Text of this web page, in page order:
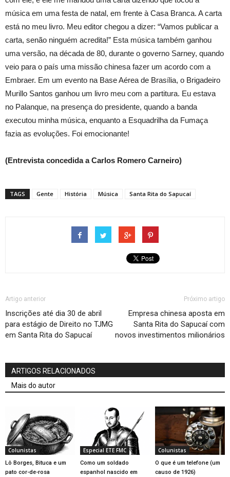
música em uma festa de natal, em frente à Casa Branca. A carta
está no meu livro. Meu editor chegou a dizer: “Vamos publicar a
carta, senão ninguém acredita!” Esta música também ganhou
uma versão, na década de 80, durante o governo Sarney, quando
veio para o país uma missão chinesa fazer um acordo com a
Embraer. Em um evento na Base Aérea de Brasília, o Brigadeiro
Murillo Santos ganhou um livro meu com a partitura. Eu estava
no Palanque, na presença do presidente, quando a banda
executou minha música, enquanto a Esquadrilha da Fumaça
fazia as evoluções. Foi emocionante!
(Entrevista concedida a Carlos Romero Carneiro)
TAGS Gente História Música Santa Rita do Sapucaí
Artigo anterior
Inscrições até dia 30 de abril
para estágio de Direito no TJMG
em Santa Rita do Sapucaí
Próximo artigo
Empresa chinesa aposta em
Santa Rita do Sapucaí com
novos investimentos milionários
ARTIGOS RELACIONADOS
Mais do autor
Colunistas
Lô Borges, Bituca e um
pato cor-de-rosa
Especial ETE FMC
Como um soldado
espanhol nascido em
Colunistas
O que é um telefone (um
causo de 1926)